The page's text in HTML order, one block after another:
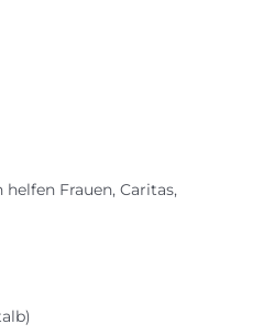
Frauen, Caritas,